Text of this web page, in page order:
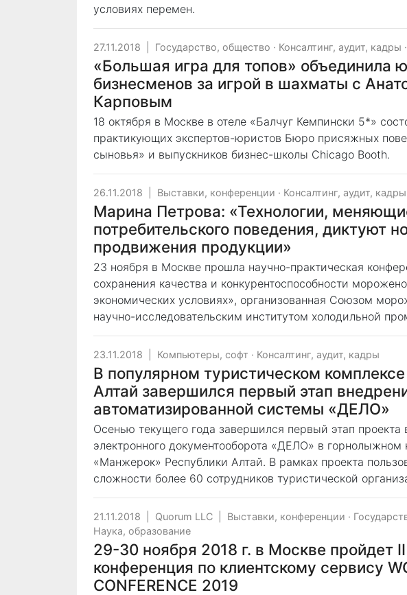
условиях перемен.
27.11.2018 Государство, общество · Консалтинг, аудит, кадры ·
«Большая игра для топов» объединила
бизнесменов за игрой в шахматы с
Карповым
18 октября в Москве в отеле «Балчуг Кемпински 5*»
практикующих экспертов-юристов Бюро присяжных
сыновья» и выпускников бизнес-школы Chicago Booth.
26.11.2018 Выставки, конференции · Консалтинг, аудит, кадры
Марина Петрова: «Технологии,
потребительского поведения, диктуют
продвижения продукции»
23 ноября в Москве прошла научно-практическая
сохранения качества и конкурентоспособности
экономических условиях», организованная Союзом
научно-исследовательским институтом холодильной
23.11.2018 Компьютеры, софт · Консалтинг, аудит, кадры
В популярном туристическом
Алтай завершился первый этап
автоматизированной системы «ДЕЛО»
Осенью текущего года завершился первый этап
электронного документооборота «ДЕЛО» в горнолыжном
«Манжерок» Республики Алтай. В рамках проекта
сложности более 60 сотрудников туристической
21.11.2018 Quorum LLC Выставки, конференции ·
Наука, образование
29-30 ноября 2018 г. в Москве пройдет
конференция по клиентскому сервису
CONFERENCE 2019